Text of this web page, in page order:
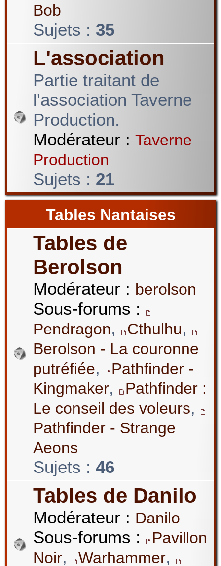
Bob
Sujets : 35
L'association
Partie traitant de
l'association Taverne
Production.
Modérateur : Taverne
Production
Sujets : 21
Tables Nantaises
Tables de
Berolson
Modérateur : berolson
Sous-forums :
Pendragon, Cthulhu,
Berolson - La couronne
putréfiée,
Pathfinder -
Kingmaker,
Pathfinder :
Le conseil des voleurs,
Pathfinder - Strange
Aeons
Sujets : 46
Tables de Danilo
Modérateur : Danilo
Sous-forums :
Pavillon
Noir, Warhammer,